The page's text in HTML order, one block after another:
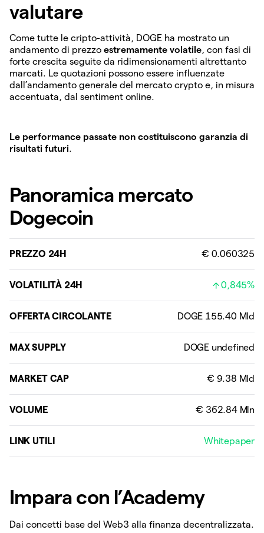
valutare
Come tutte le cripto-attività, DOGE ha mostrato un
andamento di prezzo estremamente volatile, con fasi di
forte crescita seguite da ridimensionamenti altrettanto
marcati. Le quotazioni possono essere influenzate
dall’andamento generale del mercato crypto e, in misura
accentuata, dal sentiment online.
Le performance passate non costituiscono garanzia di
risultati futuri.
Panoramica mercato
Dogecoin
PREZZO 24H € 0.060325
VOLATILITÀ 24H 0,845%
OFFERTA CIRCOLANTE
MAX SUPPLY
MARKET CAP
VOLUME
LINK UTILI Whitepaper
Impara con l’Academy
Dai concetti base del Web3 alla finanza decentralizzata.